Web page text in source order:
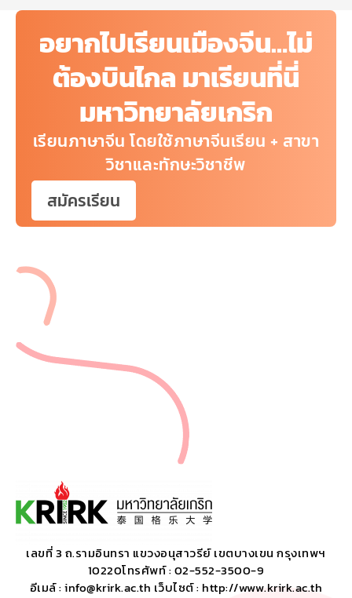
อยากไปเรียนเมืองจีน…ไม่
ต้องบินไกล มาเรียนที่นี่
มหาวิทยาลัยเกริก
เรียนภาษาจีน โดยใช้ภาษาจีนเรียน + สาขา
วิชาและทักษะวิชาชีพ
สมัครเรียน
เลขที่ 3 ถ.รามอินทรา แขวงอนุสาวรีย์ เขตบางเขน กรุงเทพฯ
10220โทรศัพท์ : 02-552-3500-9
อีเมล์ : info@krirk.ac.th เว็บไซต์ : http://www.krirk.ac.th